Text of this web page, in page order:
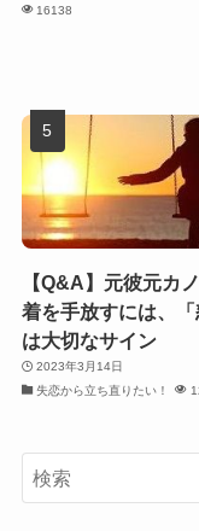
16138
【Q&A】元彼元カ
着を手放すには、「
は大切なサイン
2023年3月14日
失恋から立ち直りたい！